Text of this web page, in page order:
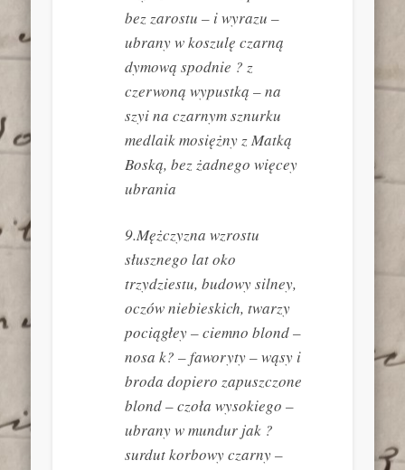
bez zarostu – i wyrazu –
ubrany w koszulę czarną
dymową spodnie ? z
czerwoną wypustką – na
szyi na czarnym sznurku
medlaik mosiężny z Matką
Boską, bez żadnego więcey
ubrania
9.Mężczyzna wzrostu
słusznego lat oko
trzydziestu, budowy silney,
oczów niebieskich, twarzy
pociągłey – ciemno blond –
nosa k? – faworyty – wąsy i
broda dopiero zapuszczone
blond – czoła wysokiego –
ubrany w mundur jak ?
surdut korbowy czarny –